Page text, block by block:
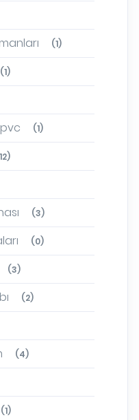
(1)
(1)
(1)
(3)
(0)
(3)
(2)
(4)
(1)